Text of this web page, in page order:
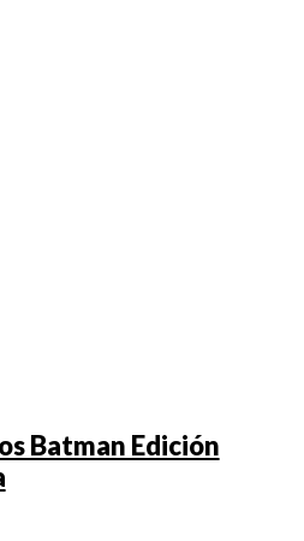
Batman Edición